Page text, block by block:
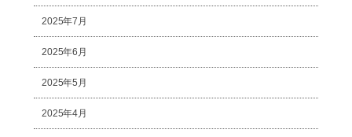
2025年7月
2025年6月
2025年5月
2025年4月